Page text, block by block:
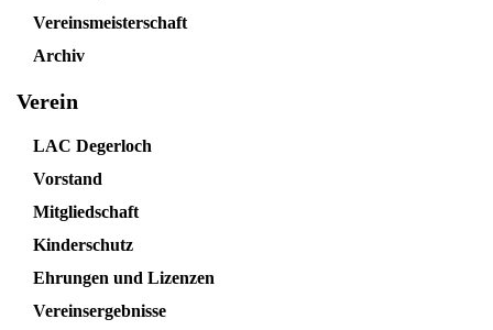
Vereinsmeisterschaft
Archiv
Verein
LAC Degerloch
Vorstand
Mitgliedschaft
Kinderschutz
Ehrungen und Lizenzen
Vereinsergebnisse